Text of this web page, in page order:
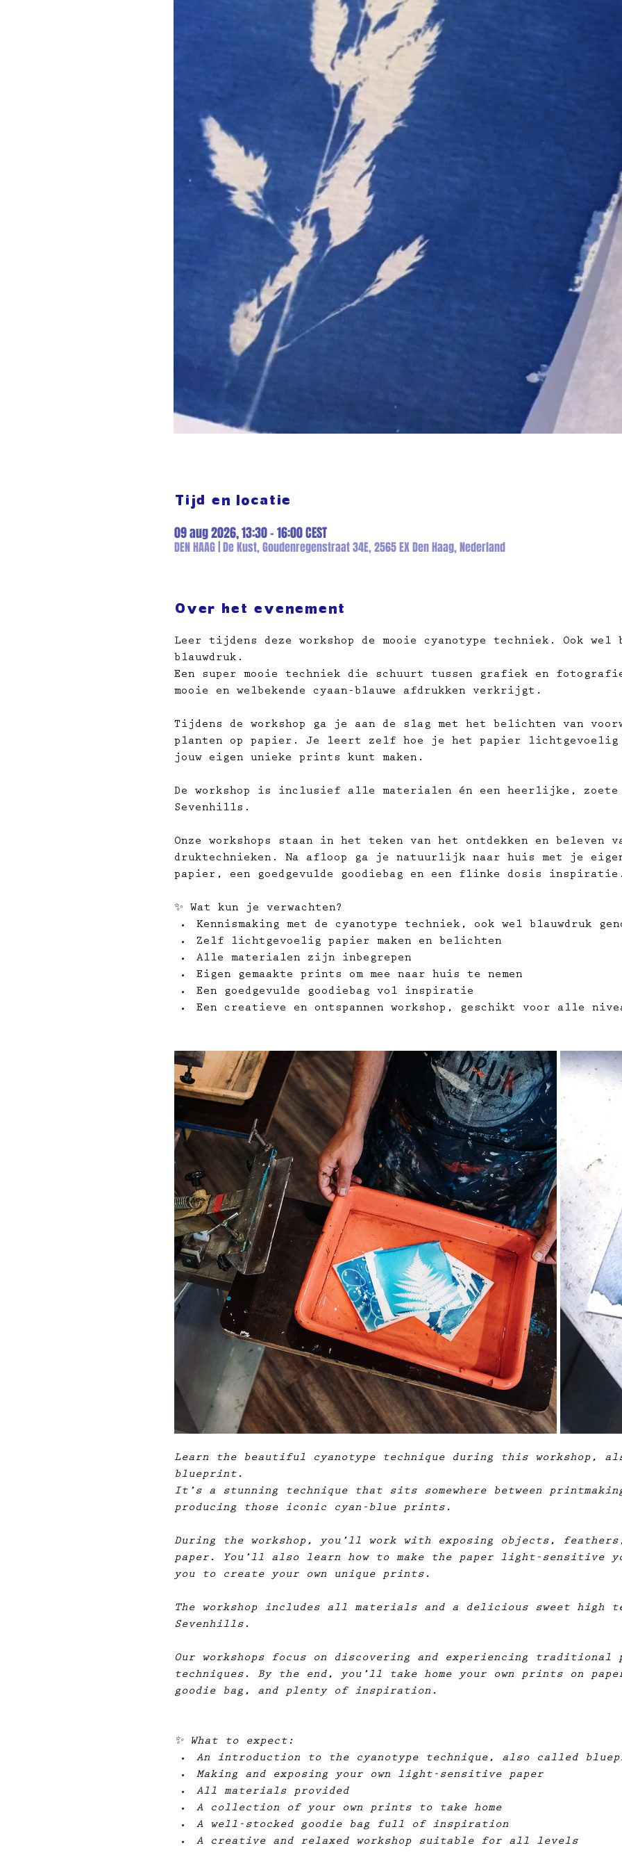
Tijd en locatie
09 aug 2026, 13:30 – 16:00 CEST
DEN HAAG | De Kust, Goudenregenstraat 34E, 2565 EX Den Haag, Nederland
Over het evenement
Leer tijdens deze workshop de mooie cyanotype techniek. Ook
blauwdruk.
Een super mooie techniek die schuurt tussen grafiek en
mooie en welbekende cyaan-blauwe afdrukken verkrijgt.
Tijdens de workshop ga je aan de slag met het belichten van
planten op papier. Je leert zelf hoe je het papier
jouw eigen unieke prints kunt maken.
De workshop is inclusief alle materialen én een heerlijke,
Sevenhills.
Onze workshops staan in het teken van het ontdekken en beleven
druktechnieken. Na afloop ga je natuurlijk naar huis met je
papier, een goedgevulde goodiebag en een flinke dosis
✨ Wat kun je verwachten?
Kennismaking met de cyanotype techniek, ook wel blauwdruk
Zelf lichtgevoelig papier maken en belichten
Alle materialen zijn inbegrepen
Eigen gemaakte prints om mee naar huis te nemen
Een goedgevulde goodiebag vol inspiratie
Een creatieve en ontspannen workshop, geschikt voor alle
Learn the beautiful cyanotype technique during this workshop,
blueprint.
It’s a stunning technique that sits somewhere between
producing those iconic cyan-blue prints.
During the workshop, you’ll work with exposing objects,
paper. You’ll also learn how to make the paper light-sensitive
you to create your own unique prints.
The workshop includes all materials and a delicious sweet high
Sevenhills.
Our workshops focus on discovering and experiencing traditional
techniques. By the end, you’ll take home your own prints on
goodie bag, and plenty of inspiration.
✨
What to expect:
An introduction to the cyanotype technique, also called
Making and exposing your own light-sensitive paper
All materials provided
A collection of your own prints to take home
A well-stocked goodie bag full of inspiration
A creative and relaxed workshop suitable for all levels